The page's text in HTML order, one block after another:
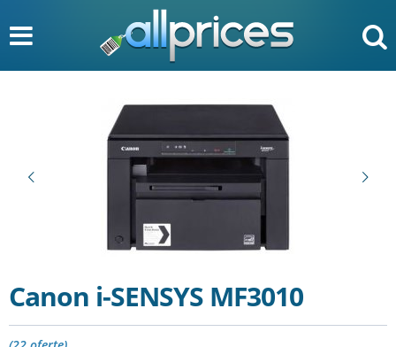
Canon i-SENSYS MF3010